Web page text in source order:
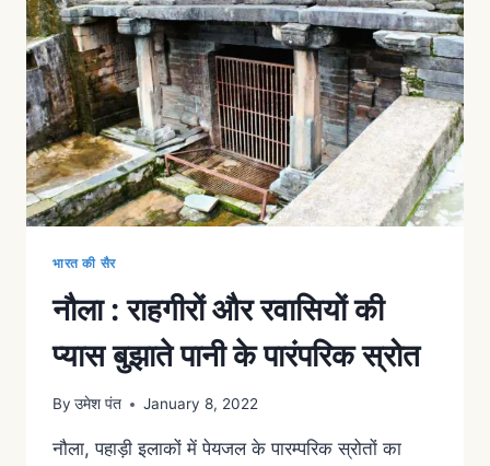
भारत की सैर
नौला : राहगीरों और रवासियों की
प्यास बुझाते पानी के पारंपरिक स्रोत
By उमेश पंत January 8, 2022
नौला, पहाड़ी इलाकों में पेयजल के पारम्परिक स्रोतों का